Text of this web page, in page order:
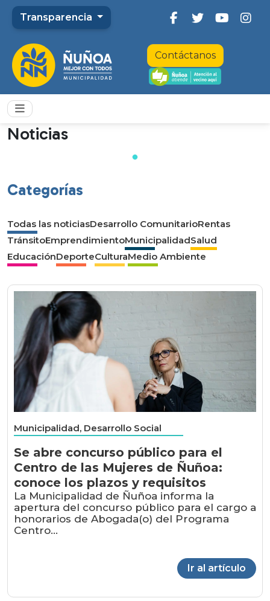
Transparencia
Contáctanos
Noticias
Municipalidad, Desarrollo Social
Se abre concurso público para el
Centro de las Mujeres de Ñuñoa:
conoce los plazos y requisitos
La Municipalidad de Ñuñoa informa la
apertura del concurso público para el cargo a
honorarios de Abogada(o) del Programa
Centro...
Ir al artículo
Categorías
Todas las noticiasDesarrollo ComunitarioRentas
TránsitoEmprendimientoMunicipalidadSalud
EducaciónDeporteCulturaMedio Ambiente